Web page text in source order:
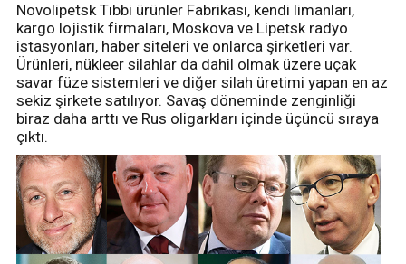
Novolipetsk Tıbbi ürünler Fabrikası, kendi limanları,
kargo lojistik firmaları, Moskova ve Lipetsk radyo
istasyonları, haber siteleri ve onlarca şirketleri var.
Ürünleri, nükleer silahlar da dahil olmak üzere uçak
savar füze sistemleri ve diğer silah üretimi yapan en az
sekiz şirkete satılıyor. Savaş döneminde zenginliği
biraz daha arttı ve Rus oligarkları içinde üçüncü sıraya
çıktı.